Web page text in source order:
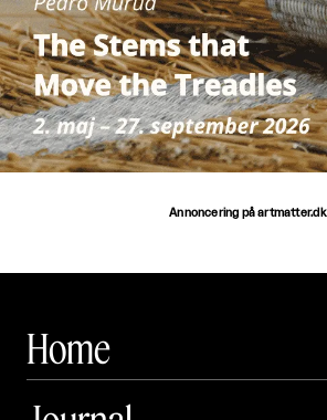
Annoncering på artmatter.dk
Home